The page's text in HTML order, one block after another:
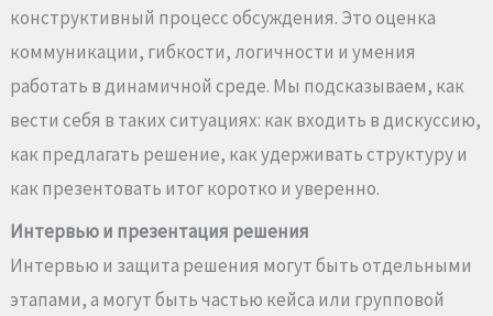
конструктивный процесс обсуждения. Это оценка
коммуникации, гибкости, логичности и умения
работать в динамичной среде. Мы подсказываем, как
вести себя в таких ситуациях: как входить в дискуссию,
как предлагать решение, как удерживать структуру и
как презентовать итог коротко и уверенно.
Интервью и презентация решения
Интервью и защита решения могут быть отдельными
этапами, а могут быть частью кейса или групповой